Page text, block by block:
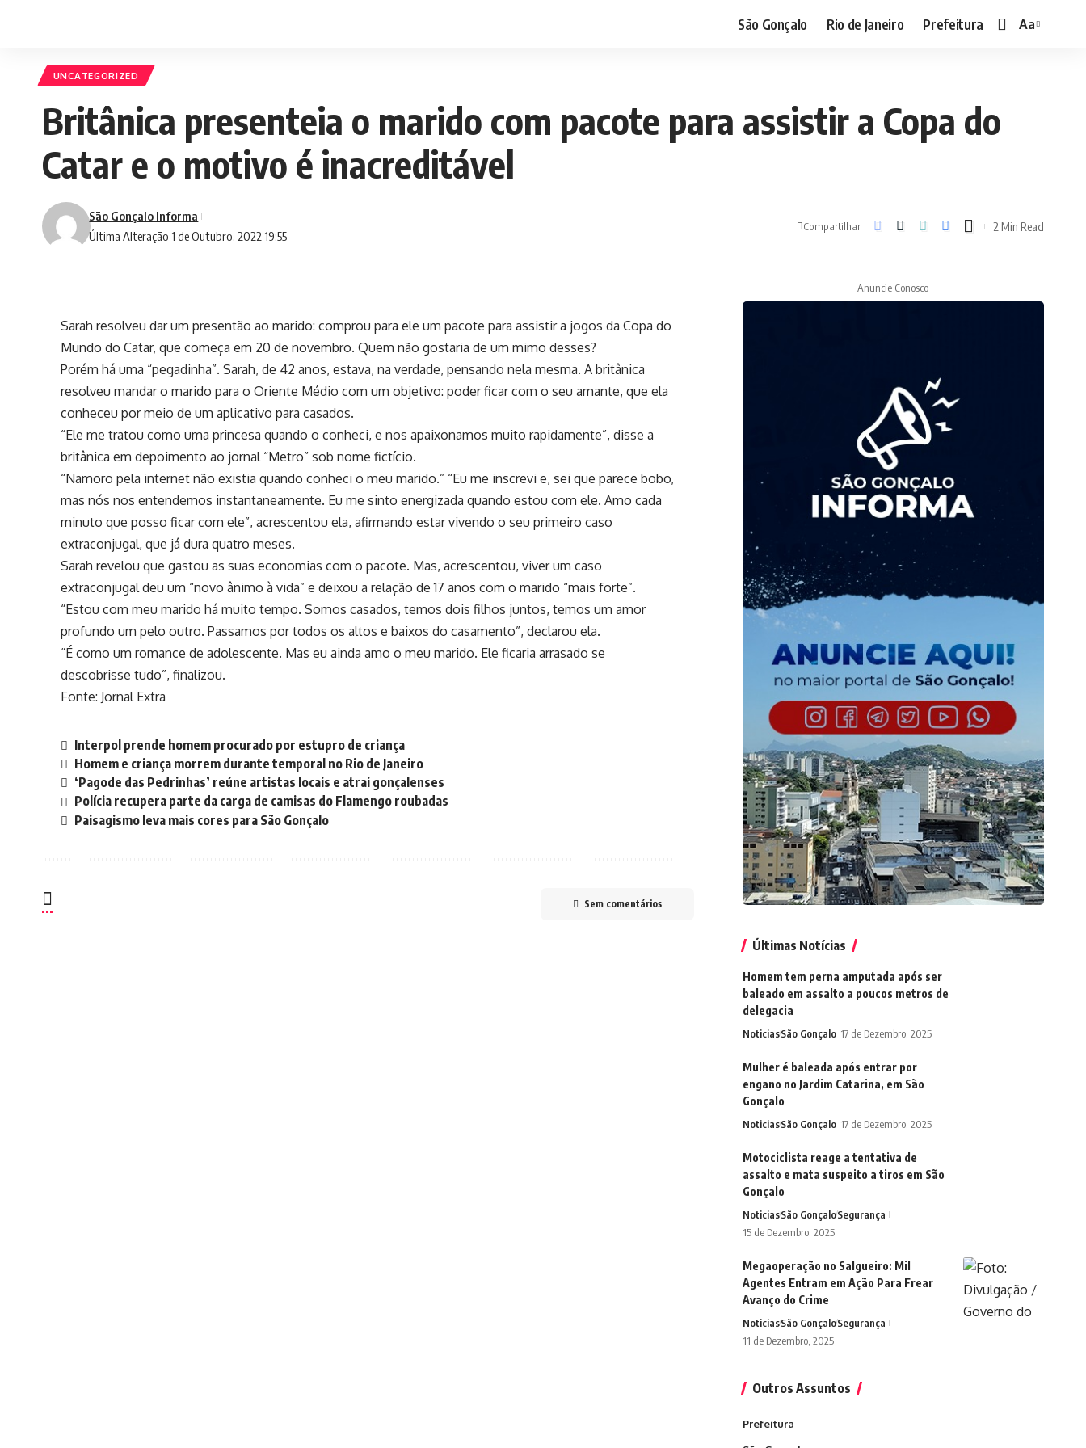
São Gonçalo Rio de Janeiro Prefeitura
Font
Aa
UNCATEGORIZED
Britânica presenteia o marido com pacote para assistir a Copa do
Catar e o motivo é inacreditável
Última Alteração 1 de Outubro, 2022 19:55
São Gonçalo Informa
Compartilhar 2 Min Read
Sarah resolveu dar um presentão ao marido: comprou para ele um pacote para assistir a jogos da Copa do
Mundo do Catar, que começa em 20 de novembro. Quem não gostaria de um mimo desses?
Porém há uma “pegadinha”. Sarah, de 42 anos, estava, na verdade, pensando nela mesma. A britânica
resolveu mandar o marido para o Oriente Médio com um objetivo: poder ficar com o seu amante, que ela
conheceu por meio de um aplicativo para casados.
“Ele me tratou como uma princesa quando o conheci, e nos apaixonamos muito rapidamente”, disse a
britânica em depoimento ao jornal “Metro” sob nome fictício.
“Namoro pela internet não existia quando conheci o meu marido.” “Eu me inscrevi e, sei que parece bobo,
mas nós nos entendemos instantaneamente. Eu me sinto energizada quando estou com ele. Amo cada
minuto que posso ficar com ele”, acrescentou ela, afirmando estar vivendo o seu primeiro caso
extraconjugal, que já dura quatro meses.
Sarah revelou que gastou as suas economias com o pacote. Mas, acrescentou, viver um caso
extraconjugal deu um “novo ânimo à vida” e deixou a relação de 17 anos com o marido “mais forte”.
“Estou com meu marido há muito tempo. Somos casados, temos dois filhos juntos, temos um amor
profundo um pelo outro. Passamos por todos os altos e baixos do casamento”, declarou ela.
“É como um romance de adolescente. Mas eu ainda amo o meu marido. Ele ficaria arrasado se
descobrisse tudo”, finalizou.
Fonte: Jornal Extra
Interpol prende homem procurado por estupro de criança
Homem e criança morrem durante temporal no Rio de Janeiro
‘Pagode das Pedrinhas’ reúne artistas locais e atrai gonçalenses
Polícia recupera parte da carga de camisas do Flamengo roubadas
Paisagismo leva mais cores para São Gonçalo
Sem comentários
Anuncie Conosco
Últimas Notícias
Homem tem perna amputada após ser
baleado em assalto a poucos metros de
delegacia
NoticiasSão Gonçalo 17 de Dezembro, 2025
Mulher é baleada após entrar por
engano no Jardim Catarina, em São
Gonçalo
NoticiasSão Gonçalo 17 de Dezembro, 2025
Motociclista reage a tentativa de
assalto e mata suspeito a tiros em São
Gonçalo
NoticiasSão GonçaloSegurança
15 de Dezembro, 2025
Megaoperação no Salgueiro: Mil
Agentes Entram em Ação Para Frear
Avanço do Crime
NoticiasSão GonçaloSegurança
11 de Dezembro, 2025
Outros Assuntos
Prefeitura